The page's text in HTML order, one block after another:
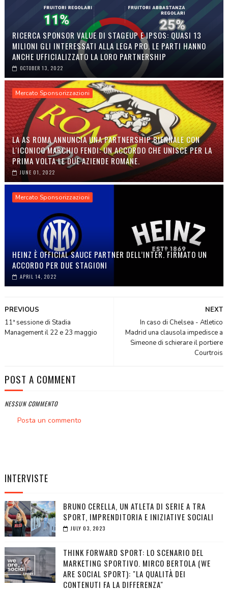
RICERCA SPONSOR VALUE DI STAGEUP E IPSOS: QUASI 13
MILIONI GLI INTERESSATI ALLA LEGA PRO. LE PARTI HANNO
ANCHE UFFICIALIZZATO LA LORO PARTNERSHIP
OCTOBER 13, 2022
Mercato Sponsorizzazioni
LA AS ROMA ANNUNCIA UNA PARTNERSHIP BIENNALE CON
L'ICONICO MARCHIO FENDI: UN ACCORDO CHE UNISCE PER LA
PRIMA VOLTA LE DUE AZIENDE ROMANE.
JUNE 01, 2022
Mercato Sponsorizzazioni
HEINZ È OFFICIAL SAUCE PARTNER DELL’INTER. FIRMATO UN
ACCORDO PER DUE STAGIONI
APRIL 14, 2022
NEXT
In caso di Chelsea - Atletico
Madrid una clausola impedisce a
Simeone di schierare il portiere
Courtrois
PREVIOUS
11ª sessione di Stadia
Management il 22 e 23 maggio
POST A COMMENT
NESSUN COMMENTO
Posta un commento
INTERVISTE
BRUNO CERELLA, UN ATLETA DI SERIE A TRA
SPORT, IMPRENDITORIA E INIZIATIVE SOCIALI
JULY 03, 2023
THINK FORWARD SPORT: LO SCENARIO DEL
MARKETING SPORTIVO. MIRCO BERTOLA (WE
ARE SOCIAL SPORT): "LA QUALITÀ DEI
CONTENUTI FA LA DIFFERENZA"